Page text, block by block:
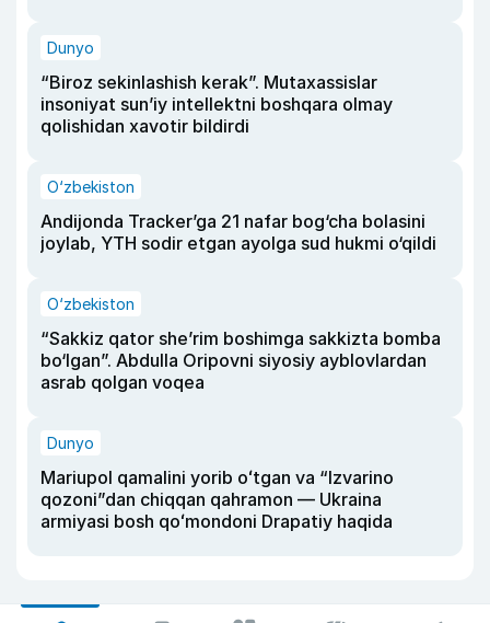
Dunyo
“Biroz sekinlashish kerak”. Mutaxassislar
insoniyat sun’iy intellektni boshqara olmay
qolishidan xavotir bildirdi
O‘zbekiston
Andijonda Tracker’ga 21 nafar bog‘cha bolasini
joylab, YTH sodir etgan ayolga sud hukmi o‘qildi
O‘zbekiston
“Sakkiz qator she’rim boshimga sakkizta bomba
bo‘lgan”. Abdulla Oripovni siyosiy ayblovlardan
asrab qolgan voqea
Dunyo
Mariupol qamalini yorib oʻtgan va “Izvarino
qozoni”dan chiqqan qahramon — Ukraina
armiyasi bosh qoʻmondoni Drapatiy haqida